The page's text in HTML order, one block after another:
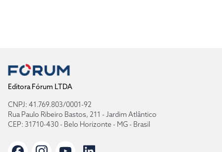
Editora Fórum LTDA
CNPJ: 41.769.803/0001-92
Rua Paulo Ribeiro Bastos, 211 - Jardim Atlântico
CEP: 31710-430 - Belo Horizonte - MG - Brasil